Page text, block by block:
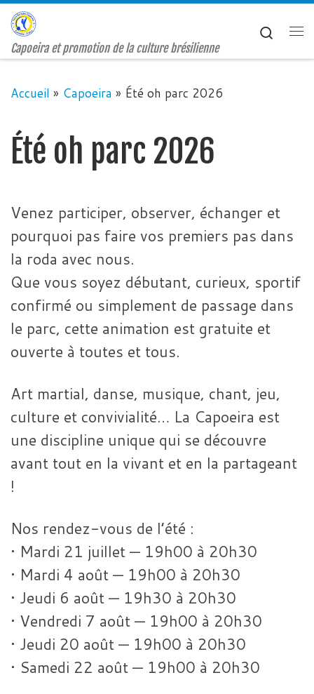
Passer au contenu
Capoeira et promotion de la culture brésilienne
Search
Accueil » Capoeira » Été oh parc 2026
Été oh parc 2026
Venez participer, observer, échanger et
pourquoi pas faire vos premiers pas dans
la roda avec nous.
Que vous soyez débutant, curieux, sportif
confirmé ou simplement de passage dans
le parc, cette animation est gratuite et
ouverte à toutes et tous.
Art martial, danse, musique, chant, jeu,
culture et convivialité… La Capoeira est
une discipline unique qui se découvre
avant tout en la vivant et en la partageant
!
Nos rendez-vous de l’été :
• Mardi 21 juillet — 19h00 à 20h30
• Mardi 4 août — 19h00 à 20h30
• Jeudi 6 août — 19h30 à 20h30
• Vendredi 7 août — 19h00 à 20h30
• Jeudi 20 août — 19h00 à 20h30
• Samedi 22 août — 19h00 à 20h30